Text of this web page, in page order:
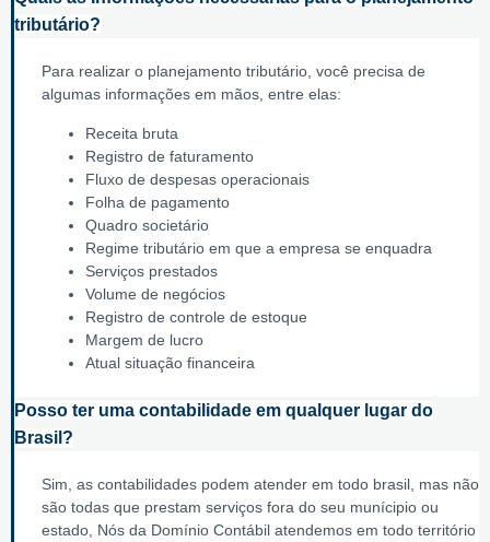
tributário?
Para realizar o planejamento tributário, você precisa de
algumas informações em mãos, entre elas:
Receita bruta
Registro de faturamento
Fluxo de despesas operacionais
Folha de pagamento
Quadro societário
Regime tributário em que a empresa se enquadra
Serviços prestados
Volume de negócios
Registro de controle de estoque
Margem de lucro
Atual situação financeira
Posso ter uma contabilidade em qualquer lugar do
Brasil?
Sim, as contabilidades podem atender em todo brasil, mas não
são todas que prestam serviços fora do seu munícipio ou
estado, Nós da Domínio Contábil atendemos em todo território